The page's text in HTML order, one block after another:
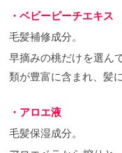
・ベビーピーチエキス
毛髪補修成分。
早摘みの桃だけを選ん
類が豊富に含まれ、髪
・アロエ液
毛髪保湿成分。